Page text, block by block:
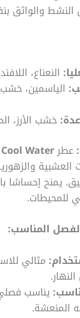
النشط والواثق
النعناع،
الياسمين،
خشب الأرز،
عطرCool Water
يمنح إحساسًا
للمحيطات.
المناسب:
مثالي
يناسب
المنعشة.